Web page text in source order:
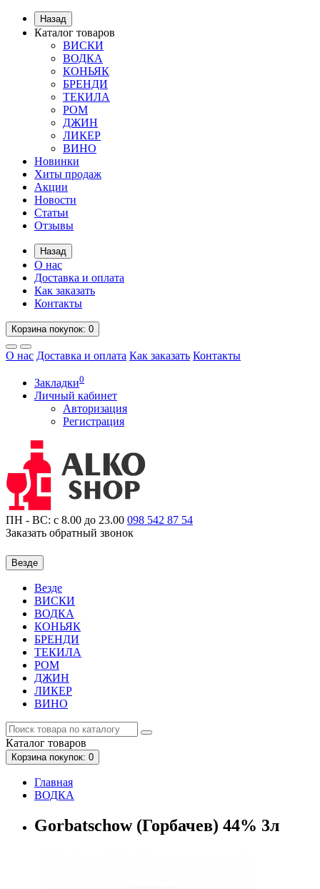
Назад
Каталог товаров
ВИСКИ
ВОДКА
КОНЬЯК
БРЕНДИ
ТЕКИЛА
РОМ
ДЖИН
ЛИКЕР
ВИНО
Новинки
Хиты продаж
Акции
Новости
Статьи
Отзывы
Назад
О нас
Доставка и оплата
Как заказать
Контакты
Корзинапокупок: 0
О нас Доставка и оплата Как заказать Контакты
Закладки0
Личный кабинет
Авторизация
Регистрация
ПН - ВС: с 8.00 до 23.00 098 542 87 54
Заказать обратный звонок
Везде
Везде
ВИСКИ
ВОДКА
КОНЬЯК
БРЕНДИ
ТЕКИЛА
РОМ
ДЖИН
ЛИКЕР
ВИНО
Каталог товаров
Корзинапокупок: 0
Главная
ВОДКА
Gorbatschow (Горбачев) 44% 3л